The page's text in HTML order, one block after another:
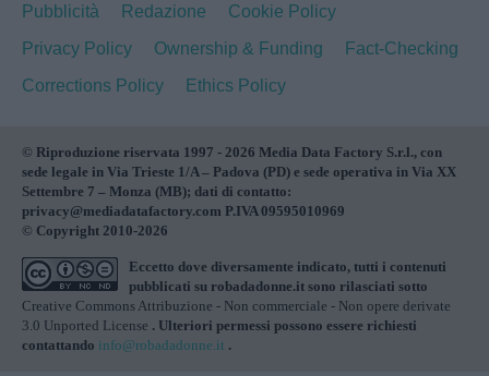
Pubblicità Redazione
Cookie Policy
Privacy Policy
Ownership & Funding
Fact-Checking
Corrections Policy
Ethics Policy
© Riproduzione riservata 1997 - 2026 Media Data Factory S.r.l., con
sede legale in Via Trieste 1/A – Padova (PD) e sede operativa in Via XX
Settembre 7 – Monza (MB); dati di contatto:
privacy@mediadatafactory.com P.IVA 09595010969
© Copyright 2010-2026
Eccetto dove diversamente indicato, tutti i contenuti
pubblicati su robadadonne.it sono rilasciati sotto
Creative Commons Attribuzione - Non commerciale - Non opere derivate
3.0 Unported License . Ulteriori permessi possono essere richiesti
contattando info@robadadonne.it .